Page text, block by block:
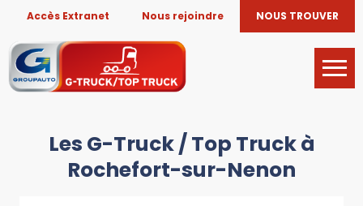
Accès Extranet Nous rejoindre NOUS TROUVER
Les G-Truck / Top Truck à
Rochefort-sur-Nenon